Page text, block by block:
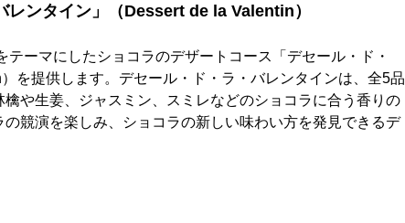
ンタイン」（Dessert de la Valentin）
テーマにしたショコラのデザートコース「デセール・ド・
を提供します。デセール・ド・ラ・バレンタインは、全5品
や生姜、ジャスミン、スミレなどのショコラに合う香りの
競演を楽しみ、ショコラの新しい味わい方を発見できるデ